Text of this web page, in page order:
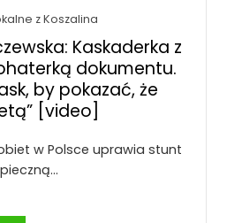
z Koszalina
Kaskaderka z
dokumentu.
by pokazać, że
[video]
w Polsce uprawia stunt